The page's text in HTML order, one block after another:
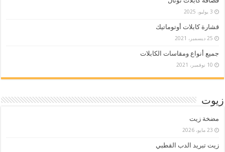
3 يوليو، 2025
قشارة كابلات أوتوماتيك
25 ديسمبر، 2021
جميع أنواع ومقاسات الكابلات
10 نوفمبر، 2021
زيوت
مضخة زيت
23 مايو، 2026
زيت تبريد الدب القطبي